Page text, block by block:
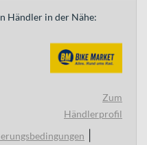
Händler in der Nähe:
Zum
Händlerprofil